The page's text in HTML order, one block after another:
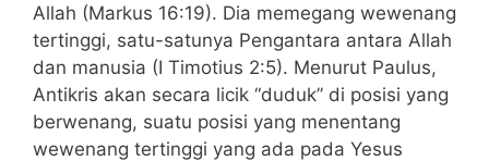
Allah (Markus 16:19). Dia memegang wewenang
tertinggi, satu-satunya Pengantara antara Allah
dan manusia (I Timotius 2:5). Menurut Paulus,
Antikris akan secara licik “duduk” di posisi yang
berwenang, suatu posisi yang menentang
wewenang tertinggi yang ada pada Yesus